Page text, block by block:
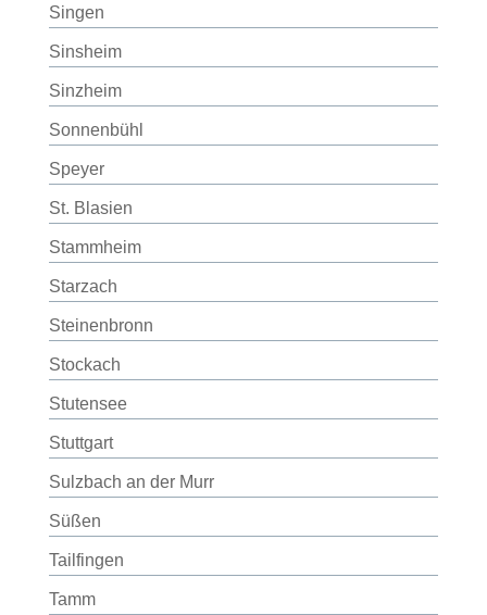
Singen
Sinsheim
Sinzheim
Sonnenbühl
Speyer
St. Blasien
Stammheim
Starzach
Steinenbronn
Stockach
Stutensee
Stuttgart
Sulzbach an der Murr
Süßen
Tailfingen
Tamm